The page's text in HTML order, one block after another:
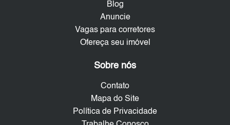
Blog
Anuncie
Vagas para corretores
Ofereça seu imóvel
Sobre nós
Contato
Mapa do Site
Política de Privacidade